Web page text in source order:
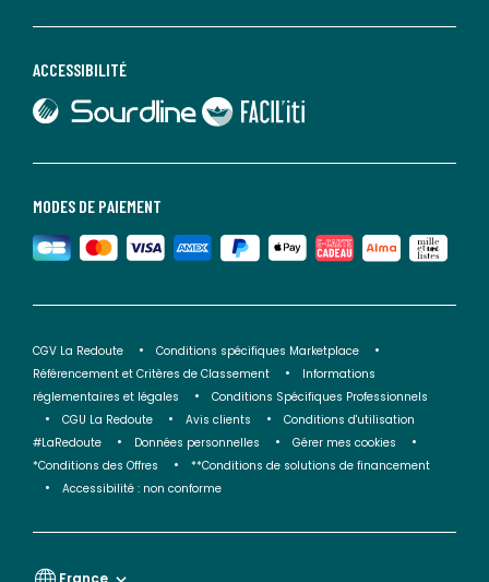
MODES DE PAIEMENT
ACCESSIBILITÉ
lien vers Sourdline
lien vers Faciliti
CGV La Redoute
Conditions spécifiques Marketplace
Référencement et Critères de Classement
Informations
réglementaires et légales
Conditions Spécifiques Professionnels
CGU La Redoute
Avis clients
Conditions d'utilisation
#LaRedoute
Données personnelles
Gérer mes cookies
*Conditions des Offres
**Conditions de solutions de financement
Accessibilité : non conforme
France